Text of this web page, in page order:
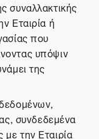
συναλλακτικής
Εταιρία ή
που
υπόψιν
της
συνδεδεμένα
την Εταιρία